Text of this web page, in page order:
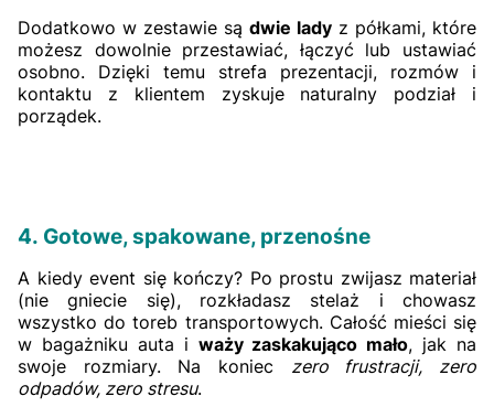
Dodatkowo w zestawie są dwie lady z półkami, które
możesz dowolnie przestawiać, łączyć lub ustawiać
osobno. Dzięki temu strefa prezentacji, rozmów i
kontaktu z klientem zyskuje naturalny podział i
porządek.
4. Gotowe, spakowane, przenośne
A kiedy event się kończy? Po prostu zwijasz materiał
(nie gniecie się), rozkładasz stelaż i chowasz
wszystko do toreb transportowych. Całość mieści się
w bagażniku auta i waży zaskakująco mało, jak na
swoje rozmiary. Na koniec zero frustracji, zero
odpadów, zero stresu.